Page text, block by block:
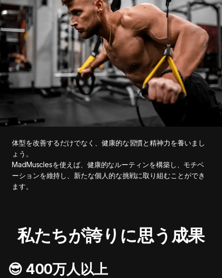
体型を改善するだけでなく、健康的な習慣と精神力を養いまし
ょう。
MadMusclesを使えば、健康的なルーティンを構築し、モチベ
ーションを維持し、新たな個人的な挑戦に取り組むことができ
ます。
私たちが誇りに思う成果
😎 400万人以上